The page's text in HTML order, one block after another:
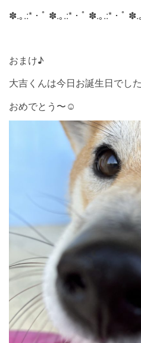
✽.｡.:*・ﾟ ✽.｡.:*・ﾟ ✽.｡.:*・ﾟ ✽.
おまけ♪
大吉くんは今日お誕生日でし
おめでとう〜☺︎